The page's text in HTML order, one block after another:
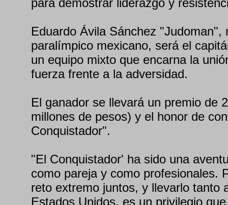
para demostrar liderazgo y
Eduardo Ávila Sánchez "Judoman",
paralímpico mexicano, será el
un equipo mixto que encarna la
fuerza frente a la adversidad.
El ganador se llevará un premio de
millones de pesos) y el honor de
Conquistador".
"El Conquistador' ha sido una
como pareja y como profesionales.
reto extremo juntos, y llevarlo tanto
Estados Unidos, es un privilegio